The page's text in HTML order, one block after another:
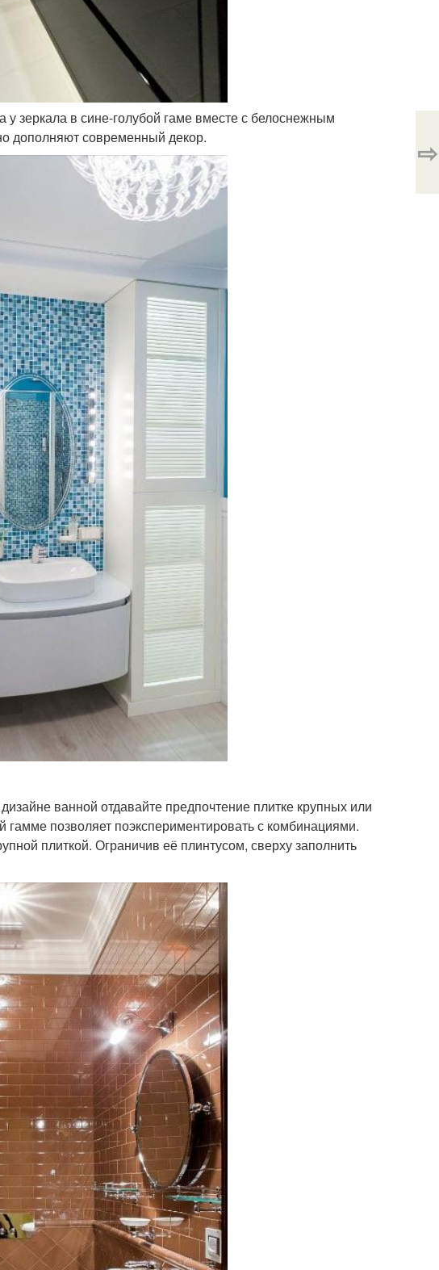
зеркала в сине-голубой гаме вместе с белоснежным
дополняют современный декор.
ванной отдавайте предпочтение плитке крупных или
позволяет поэкспериментировать с комбинациями.
плиткой. Ограничив её плинтусом, сверху заполнить
⇨